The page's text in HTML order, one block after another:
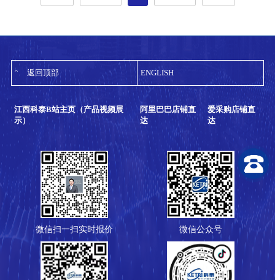
返回顶部 ENGLISH
江西科泰B站主页（产品视频展
示）
阿里巴巴店铺直
达
爱采购店铺直
达
微信扫一扫实时报价 微信公众号